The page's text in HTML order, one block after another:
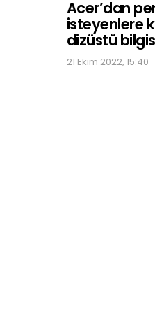
Acer’dan
isteyenlere
dizüstü
21 Ekim 2022, 15:40